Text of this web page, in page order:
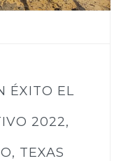
ÉXITO EL
2022,
TEXAS